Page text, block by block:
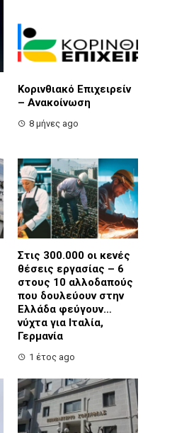
Κορινθιακό Επιχειρείν
– Ανακοίνωση
8 μήνες ago
Στις 300.000 οι κενές
θέσεις εργασίας – 6
στους 10 αλλοδαπούς
που δουλεύουν στην
Ελλάδα φεύγουν…
νύχτα για Ιταλία,
Γερμανία
1 έτος ago